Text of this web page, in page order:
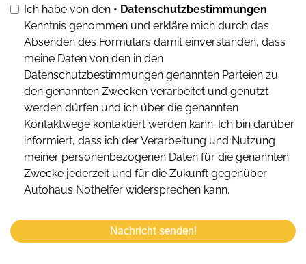
Ich habe von den • Datenschutzbestimmungen
Kenntnis genommen und erkläre mich durch das
Absenden des Formulars damit einverstanden, dass
meine Daten von den in den
Datenschutzbestimmungen genannten Parteien zu
den genannten Zwecken verarbeitet und genutzt
werden dürfen und ich über die genannten
Kontaktwege kontaktiert werden kann. Ich bin darüber
informiert, dass ich der Verarbeitung und Nutzung
meiner personenbezogenen Daten für die genannten
Zwecke jederzeit und für die Zukunft gegenüber
Autohaus Nothelfer widersprechen kann.
Nachricht senden!